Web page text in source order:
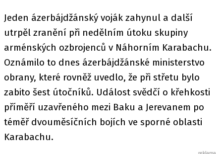
Jeden ázerbájdžánský voják zahynul a další
utrpěl zranění při nedělním útoku skupiny
arménských ozbrojenců v Náhorním Karabachu.
Oznámilo to dnes ázerbájdžánské ministerstvo
obrany, které rovněž uvedlo, že při střetu bylo
zabito šest útočníků. Událost svědčí o křehkosti
příměří uzavřeného mezi Baku a Jerevanem po
téměř dvouměsíčních bojích ve sporné oblasti
Karabachu.